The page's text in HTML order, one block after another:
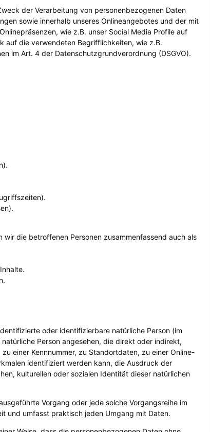
der Verarbeitung von personenbezogenen Daten
sowie innerhalb unseres Onlineangebotes und der mit
wie z.B. unser Social Media Profile auf
auf die verwendeten Begrifflichkeiten, wie z.B.
im Art. 4 der Datenschutzgrundverordnung (DSGVO).
die betroffenen Personen zusammenfassend auch als
oder identifizierbare natürliche Person (im
Person angesehen, die direkt oder indirekt,
einer Kennnummer, zu Standortdaten, zu einer Online-
identifiziert werden kann, die Ausdruck der
kulturellen oder sozialen Identität dieser natürlichen
Vorgang oder jede solche Vorgangsreihe im
und umfasst praktisch jeden Umgang mit Daten.